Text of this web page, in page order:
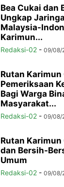
Bea Cukai dan
Ungkap
Malaysia-
Karimun...
Redaksi-02 - 09/08/
Rutan Karimun
Pemeriksaan
Bagi Warga
Masyarakat...
Redaksi-02 - 09/08/
Rutan Karimun
dan Bersih-
Umum
Redaksi-02 - 09/08/